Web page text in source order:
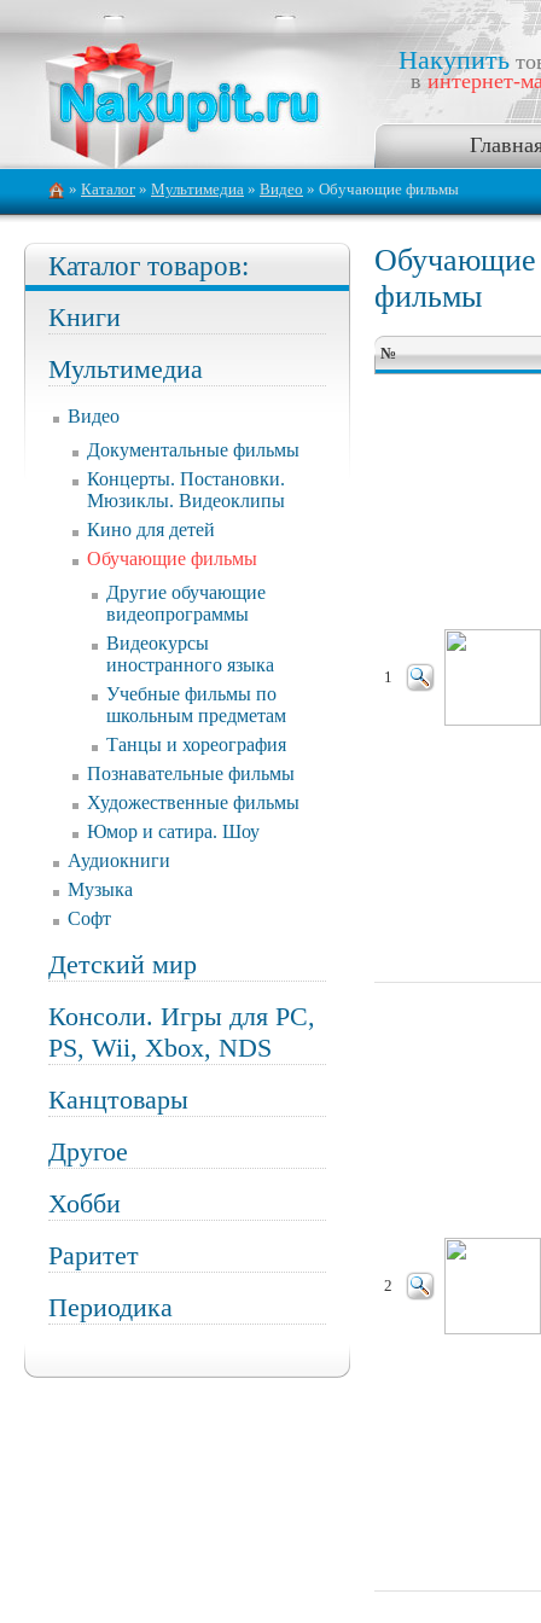
Накупить
в интернет-
» Каталог » Мультимедиа » Видео » Обучающие фильмы
Каталог товаров:
Книги
Мультимедиа
Видео
Документальные фильмы
Концерты. Постановки.
Мюзиклы. Видеоклипы
Кино для детей
Обучающие фильмы
Другие обучающие
видеопрограммы
Видеокурсы
иностранного языка
Учебные фильмы по
школьным предметам
Танцы и хореография
Познавательные фильмы
Художественные фильмы
Юмор и сатира. Шоу
Аудиокниги
Музыка
Софт
Детский мир
Консоли. Игры для PC,
PS, Wii, Xbox, NDS
Канцтовары
Другое
Хобби
Раритет
Периодика
Обучающие
фильмы
№
1
2